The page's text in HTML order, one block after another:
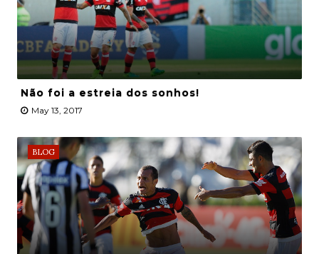
Não foi a estreia dos sonhos!
May 13, 2017
BLOG